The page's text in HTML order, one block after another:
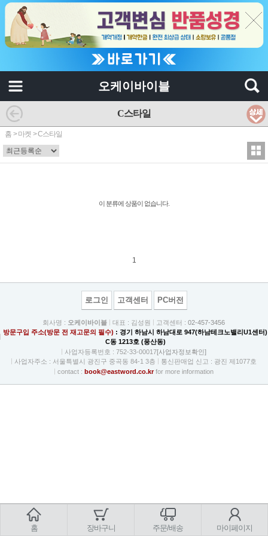
오케이바이블
홈 장바구니 주문/배송 마이페이지
C스타일
홈 >마켓 >C스타일
이 분류에 상품이 없습니다.
1
로그인 고객센터 PC버전
회사명 : 오케이바이블 대표 : 김성원 고객센터 : 02-457-3456
방문구입 주소(방문 전 재고문의 필수) : 경기 하남시 하남대로 947(하남테크노밸리U1센터)
C동 1213호 (풍산동)
사업자등록번호 : 752-33-00017[사업자정보확인]
사업자주소 : 서울특별시 광진구 중곡동 84-1 3층
통신판매업 신고 : 광진 제1077호
contact : book@eastword.co.krfor more information